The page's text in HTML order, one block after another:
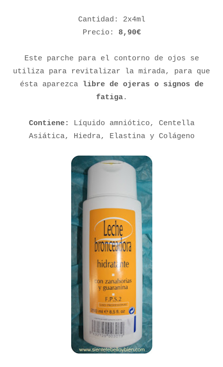
Cantidad: 2x4ml
Precio: 8,90€
Este parche para el contorno de ojos se
utiliza para revitalizar la mirada, para que
ésta aparezca libre de ojeras o signos de
fatiga.
Contiene:
Líquido amniótico, Centella
Asiática, Hiedra, Elastina y Colágeno